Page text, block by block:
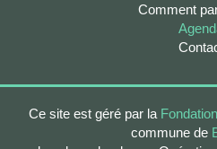
Comment
Ce site est géré par la
commune de